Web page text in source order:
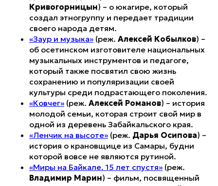
Кривогорницын) – о юкагире, который
создал этногруппу и передает традиции
своего народа детям.
«Заур и музыка» (реж. Алексей Кобылков) –
об осетинском изготовителе национальных
музыкальных инструментов и педагоге,
который также посвятил свою жизнь
сохранению и популяризации своей
культуры среди подрастающего поколения.
«Ковчег» (реж. Алексей Романов) – история
молодой семьи, которая строит свой мир в
одной из деревень Забайкальского края.
«Ленчик на высоте» (реж. Дарья Осипова) –
история о крановщице из Самары, будни
которой вовсе не являются рутиной.
«Миры на Байкале. 15 лет спустя» (реж.
Владимир Марин) – фильм, посвященный